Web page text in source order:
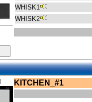
WHISK1
WHISK2
KITCHEN_#1